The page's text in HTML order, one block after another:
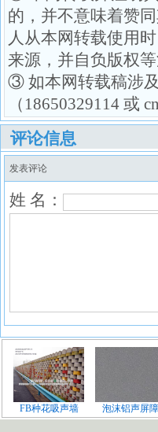
的，并不意味着赞
人从本网转载使用
来源，并自负版权
③ 如本网转载稿涉
（18650329114 或
评论信息
发表评论
姓 名：